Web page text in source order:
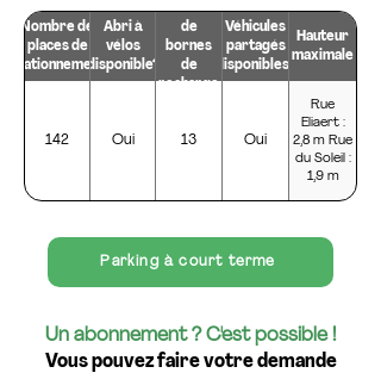
Nombre de
places de
stationnement
Abri à
vélos
disponible?
Nombre
de
bornes
de
recharge
Véhicules
partagés
disponibles?
Hauteur
maximale
142 Oui 13 Oui
Rue
Eliaert :
2,8 m Rue
du Soleil :
1,9 m
Parking à court terme
Un abonnement ? C'est possible !
Vous pouvez faire votre demande